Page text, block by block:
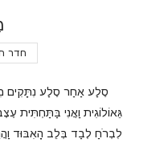
חדר
סֶלַע אַחַר סֶלַע נִתָּקִים
גֵּאוֹלוֹגִית וַאֲנִי בַּתַּחְתִּית
לִבְרֹחַ לְבַד בְּלֵב הָאִבּוּד